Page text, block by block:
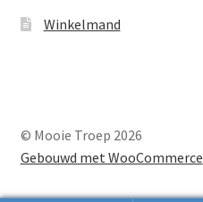
Winkelmand
© Mooie Troep 2026
Gebouwd met WooCommerce